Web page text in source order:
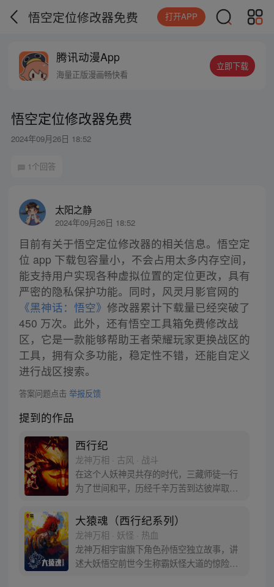
悟空定位修改器免费 打开APP
腾讯动漫App
海量正版漫画畅快看
立即下载
悟空定位修改器免费
2024年09月26日 18:52
1个回答
太阳之静
2024年09月26日 18:52
目前有关于悟空定位修改器的相关信息。悟空定
位 app 下载包容量小，不会占用太多内存空间，
能支持用户实现各种虚拟位置的定位更改，具有
严密的隐私保护功能。同时，风灵月影官网的
《黑神话：悟空》 修改器累计下载量已经突破了
450 万次。此外，还有悟空工具箱免费修改战
区，它是一款能够帮助王者荣耀玩家更换战区的
工具，拥有众多功能，稳定性不错，还能自定义
进行战区搜索。
答案问题点击 举报反馈
提到的作品
西行纪
龙神万相 · 古风 · 战斗
在这个人妖神灵共存的时代，三藏师徒一行
为了世间和平，历经千辛万苦到达彼岸取
变得美好….随着阴谋慢慢揭露，暗魂四起,
为了让“永恒之火”重新归位，小狼妖白狼不
辞万难，找到唐三藏大法师，和他一起重新
寻回徒弟们，组成全新“西行小队”，再度踏
上西行之旅……
大猿魂（西行纪系列）
龙神万相 · 妖怪 · 热血
龙神万相宇宙旗下角色孙悟空独立故事，讲
述大妖悟空前世今生称霸妖怪大道的惊险历